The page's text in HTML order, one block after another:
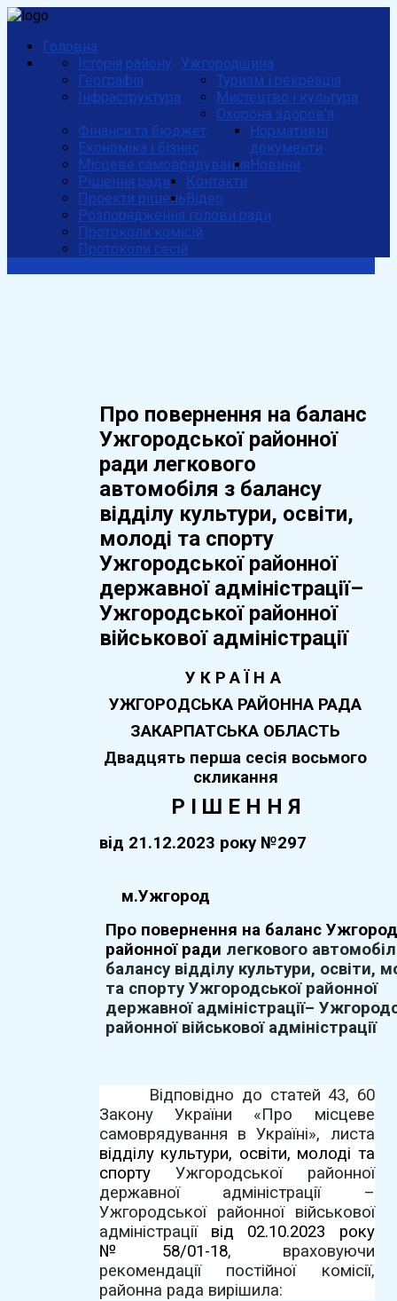
Головна
Ужгородщина
Історія району
Географія
Інфраструктура
Туризм і рекреація
Мистецтво і культура
Охорона здоров'я
Фінанси та бюджет
Економіка і бізнес
Місцеве самоврядування
Нормативні
документи
Рішення ради
Проекти рішень
Розпорядження голови ради
Протоколи комісій
Протоколи сесій
Новини
Контакти
Відео
Про повернення на баланс
Ужгородської районної
ради легкового
автомобіля з балансу
відділу культури, освіти,
молоді та спорту
Ужгородської районної
державної адміністрації–
Ужгородської районної
військової адміністрації
УКРАЇНА
УЖГОРОДСЬКА РАЙОННА РАДА
ЗАКАРПАТСЬКА ОБЛАСТЬ
Двадцять перша сесія восьмого
скликання
Р І Ш Е Н Н Я
вiд 21.12.2023 року №297
м.Ужгород
Про повернення на баланс
районної ради легкового
балансувідділу культури, освіти,
та спортуУжгородської районної
державної адміністрації–
районної військової адміністрації
Відповідно до статей 43, 60
Закону України «Про місцеве
самоврядування в Україні», листа
відділу культури, освіти, молоді та
спорту Ужгородської районної
державної адміністрації –
Ужгородської районної військової
адміністраціївід 02.10.2023 року
№58/01-18, враховуючи
рекомендації постійної комісії,
районна рада вирішила: